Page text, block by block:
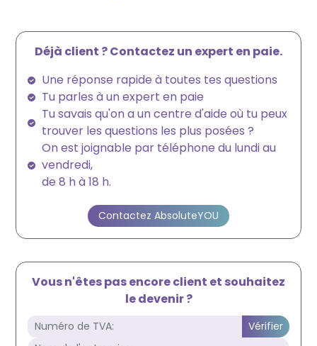
Déjà client ? Contactez un expert en paie.
Une réponse rapide à toutes tes questions
Tu parles à un expert en paie
Tu savais qu'on a un centre d'aide où tu peux
trouver les questions les plus posées ?
On est joignable par téléphone du lundi au
vendredi,
de 8 h à 18 h.
Contactez AbsoluteYOU
Vous n'êtes pas encore client et souhaitez
le devenir ?